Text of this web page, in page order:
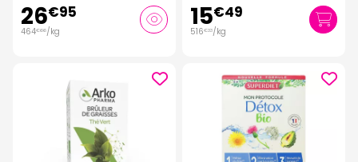
26€95
464€66/kg 15€49
516€33/kg